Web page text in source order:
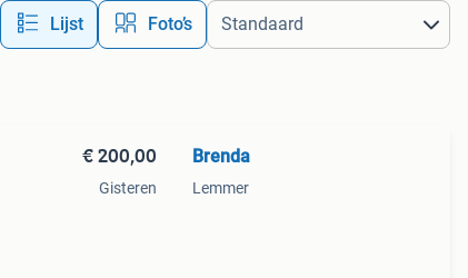
Lijst Foto’s
€ 200,00
Gisteren
Brenda
Lemmer